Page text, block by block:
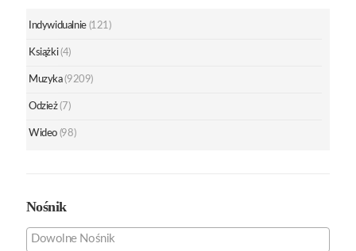
Indywidualnie (121)
Książki (4)
Muzyka (9209)
Odzież (7)
Wideo (98)
Nośnik